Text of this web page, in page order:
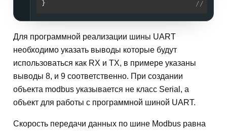
}
//
Для программной реализации шины UART
необходимо указать выводы которые будут
использоваться как RX и TX, в примере указаны
выводы 8, и 9 соответственно. При создании
объекта modbus указывается не класс Serial, а
объект для работы с программной шиной UART.
Скорость передачи данных по шине Modbus равна